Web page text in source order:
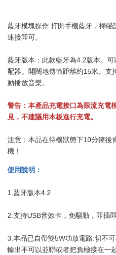
藍牙模塊操作:打開手機藍牙，掃
連接即可。
藍牙版本：此款藍牙為4.2版本。
配器。開闊地傳輸距離約15米。支
動播放音樂。
警告：本產品充電接口為限流充電
見，不建議用本板進行充電。
注意：本品在待機狀態下10分鐘後
機！
使用說明：
1.藍牙版本4.2
2.支持USB音效卡，免驅動，即插
3.本品已自帶雙5W功放電路.切不
輸出不可以並聯或者把負極接在一